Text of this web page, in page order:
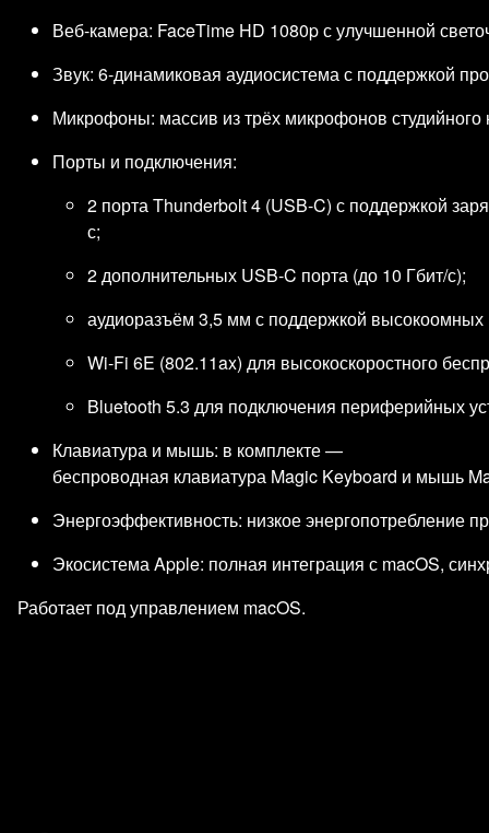
Веб‑камера: FaceTime HD 1080p с улучшенной
Звук: 6‑динамиковая аудиосистема с поддержкой
Микрофоны: массив из трёх микрофонов студийного
Порты и подключения:
2 порта Thunderbolt 4 (USB‑C) с поддержкой
с;
2 дополнительных USB‑C порта (до 10 Гбит/с);
аудиоразъём 3,5 мм с поддержкой
Wi‑Fi 6E (802.11ax) для высокоскоростного
Bluetooth 5.3 для подключения периферийных
Клавиатура и мышь: в комплекте —
беспроводная клавиатура Magic Keyboard и мышь
Энергоэффективность: низкое энергопотребление
Экосистема Apple: полная интеграция с macOS,
Работает под управлением macOS.